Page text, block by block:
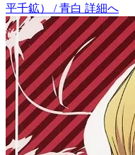
平千鉱） / 青白 詳細へ